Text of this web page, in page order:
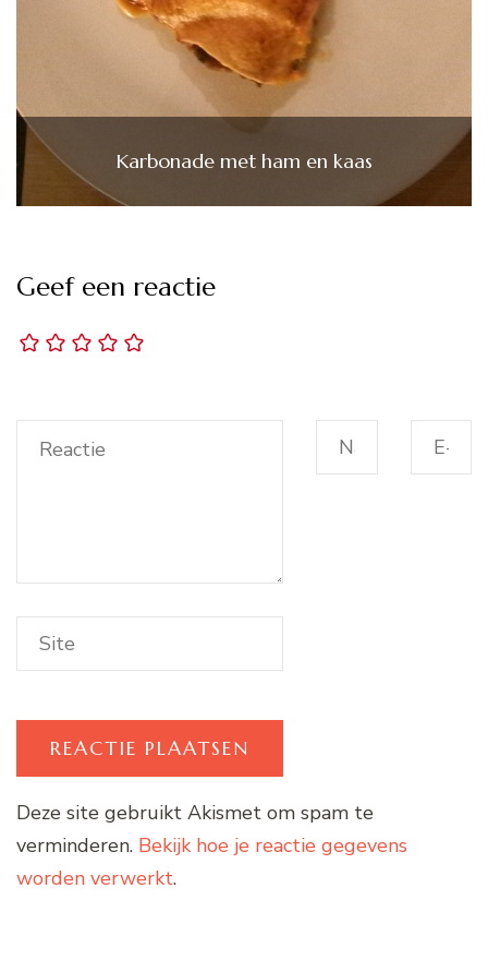
Karbonade met ham en kaas
Geef een reactie
Deze site gebruikt Akismet om spam te
verminderen. Bekijk hoe je reactie gegevens
worden verwerkt.